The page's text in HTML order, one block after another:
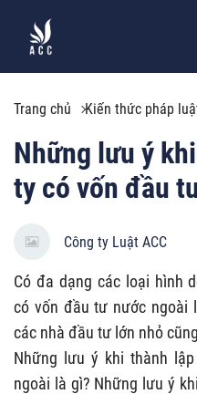
Trang chủ Kiến thức pháp
Những lưu ý
ty có vốn đầu
Công ty Luật ACC
Có đa dạng các loại hình
có vốn đầu tư nước ngoài
các nhà đầu tư lớn nhỏ
Những lưu ý khi thành
ngoài là gì? Những lưu ý